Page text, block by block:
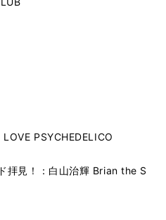
PSYCHEDELICO
拝見！：白山治輝 Brian the S